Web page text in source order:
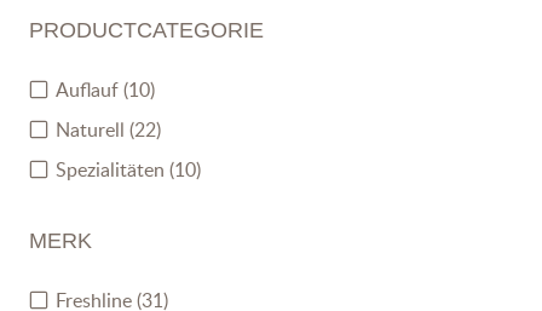
PRODUCTCATEGORIE
Auflauf(10)
Naturell (22)
Spezialitäten (10)
MERK
Freshline(31)